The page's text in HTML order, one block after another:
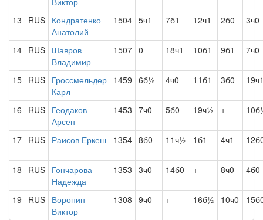
13 RUS Кондратенко
Анатолий
1504 5ч1 7б1 12ч1 2б0 3ч0
14 RUS Шавров
Владимир
1507 0 18ч1 10б1 9б1 7ч0
15 RUS Гроссмельдер
Карл
1459 6б½ 4ч0 11б1 3б0
16 RUS Геодаков
Арсен
1453 7ч0 5б0 19ч½ +
17 RUS Раисов Еркеш 1354 8б0 11ч½ 1б1 4ч1
18 RUS Гончарова
Надежда
1353 3ч0 14б0 + 8ч0 4б0
19 RUS Воронин
Виктор
1308 9ч0 + 16б½ 10ч0